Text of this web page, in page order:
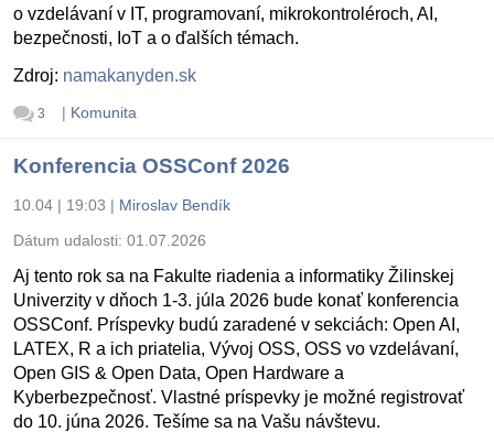
o vzdelávaní v IT, programovaní, mikrokontroléroch, AI,
bezpečnosti, IoT a o ďalších témach.
Zdroj: namakanyden.sk
3 | Komunita
Konferencia OSSConf 2026
10.04 | 19:03 | Miroslav Bendík
Dátum udalosti: 01.07.2026
Aj tento rok sa na Fakulte riadenia a informatiky Žilinskej
Univerzity v dňoch 1-3. júla 2026 bude konať konferencia
OSSConf. Príspevky budú zaradené v sekciách: Open AI,
LATEX, R a ich priatelia, Vývoj OSS, OSS vo vzdelávaní,
Open GIS & Open Data, Open Hardware a
Kyberbezpečnosť. Vlastné príspevky je možné registrovať
do 10. júna 2026. Tešíme sa na Vašu návštevu.